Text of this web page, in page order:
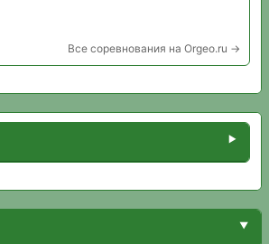
Все соревнования на Orgeo.ru →